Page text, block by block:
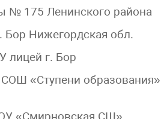
№ 175 Ленинского района
Нижегордская обл.
лицей г. Бор
«Ступени образования»